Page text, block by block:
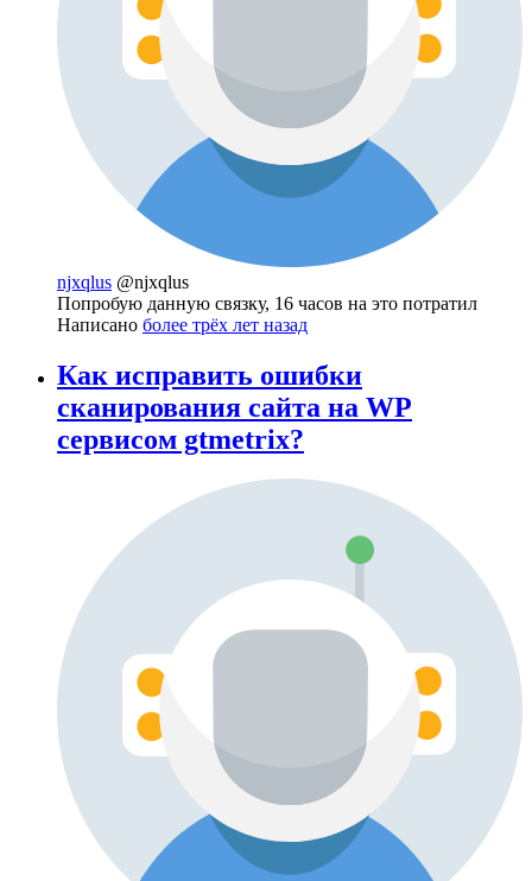
njxqlus @njxqlus
Попробую данную связку, 16 часов на это потратил
Написано более трёх лет назад
Как исправить ошибки
сканирования сайта на WP
сервисом gtmetrix?